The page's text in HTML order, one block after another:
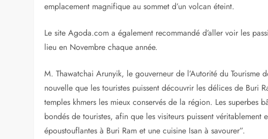
emplacement magnifique au sommet d’un volcan éteint.
Le site Agoda.com a également recommandé d’aller voir les
lieu en Novembre chaque année.
M. Thawatchai Arunyik, le gouverneur de l’Autorité du Tourisme
nouvelle que les touristes puissent découvrir les délices de Buri
temples khmers les mieux conservés de la région. Les superbes
bondés de touristes, afin que les visiteurs puissent
époustouflantes à Buri Ram et une cuisine Isan à savourer”.